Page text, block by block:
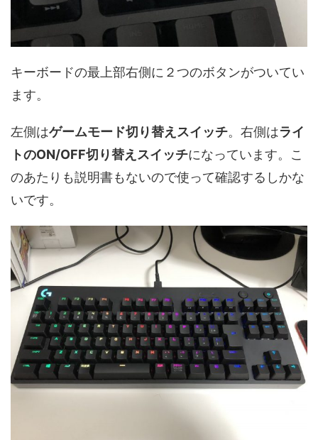
キーボードの最上部右側に２つのボタンがついてい
ます。
左側はゲームモード切り替えスイッチ。右側はライ
トのON/OFF切り替えスイッチになっています。こ
のあたりも説明書もないので使って確認するしかな
いです。